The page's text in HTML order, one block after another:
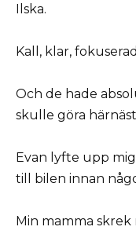
Ilska.
Kall, klar,
Och de hade
skulle göra
Evan lyfte upp
till bilen innan
Min mamma